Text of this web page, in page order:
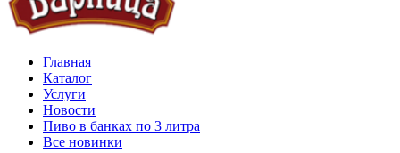
Главная
Каталог
Услуги
Новости
Пиво в банках по 3 литра
Все новинки